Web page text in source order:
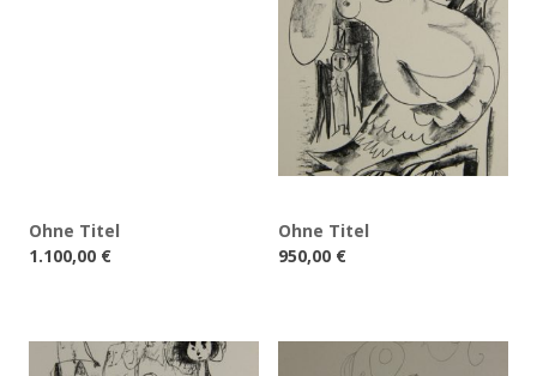
Ohne Titel
1.100,00 €
Ohne Titel
950,00 €